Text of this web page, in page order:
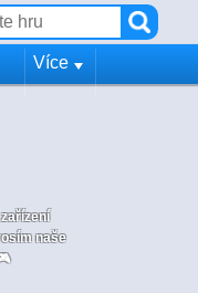
Více
naše